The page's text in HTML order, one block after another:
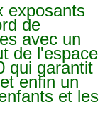
exposants
de
avec un
de l'espace
qui garantit
enfin un
et les